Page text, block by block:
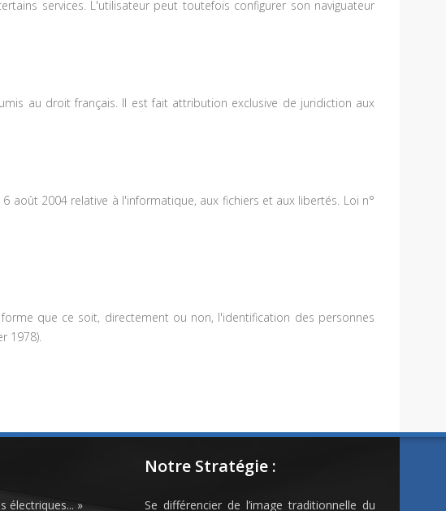
services. L'utilisateur peut toutefois configurer son naviguateur
au droit français. Il est fait attribution exclusive de juridiction aux
août 2004 relative à l'informatique, aux fichiers et aux libertés. Loi n°
que ce soit, directement ou non, l'identification des personnes
1978).
électriques... »
Notre Stratégie :
Se différencier de l’image traditionnelle du